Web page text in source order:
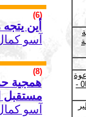
(6)
أين
آسو
(8)
همجية
مستقبل
آسو